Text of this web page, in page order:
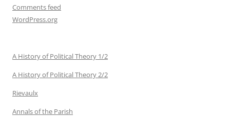
Comments feed
WordPress.org
A History of Political Theory 1/2
A History of Political Theory 2/2
Rievaulx
Annals of the Parish